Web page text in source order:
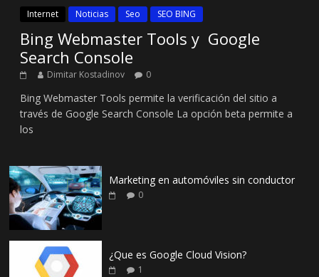
Internet Noticias Seo SEO BING
Bing Webmaster Tools y Google
Search Console
Dimitar Kostadinov 0
Bing Webmaster Tools permite la verificación del sitio a
través de Google Search Console La opción beta permite a
los
Marketing en automóviles sin conductor
0
¿Que es Google Cloud Vision?
1